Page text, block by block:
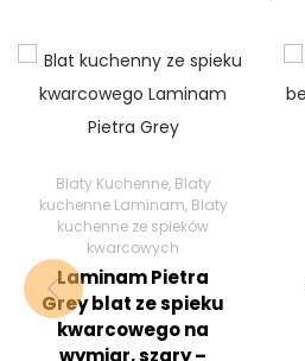
Blaty Kuchenne, Blaty
kuchenne Laminam, Blaty
kuchenne ze spieków
kwarcowych
Laminam Pietra
Grey blat ze spieku
kwarcowego na
wymiar, szary –